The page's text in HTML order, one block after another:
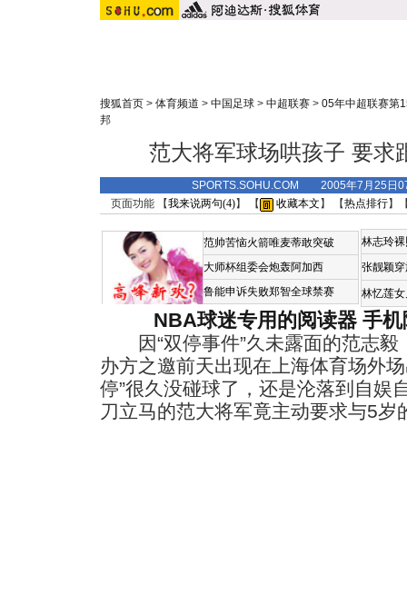
搜狐首页 > 体育频道 > 中国足球 > 中超联赛 > 05年中超联赛第
邦
范大将军球场哄孩子 要求
SPORTS.SOHU.COM 2005年7月25日
页面功能 【我来说两句(4)】 【 收藏本文 】 【热点排行】
范帅苦恼火箭唯麦蒂敢突破
大师杯组委会炮轰阿加西
鲁能申诉失败郑智全球禁赛
林志玲
张靓颖
林忆莲
NBA球迷专用的阅读器 手
因“双停事件”久未露面的范志毅
办方之邀前天出现在上海体育场外
停”很久没碰球了，还是沦落到自娱
刀立马的范大将军竟主动要求与5岁